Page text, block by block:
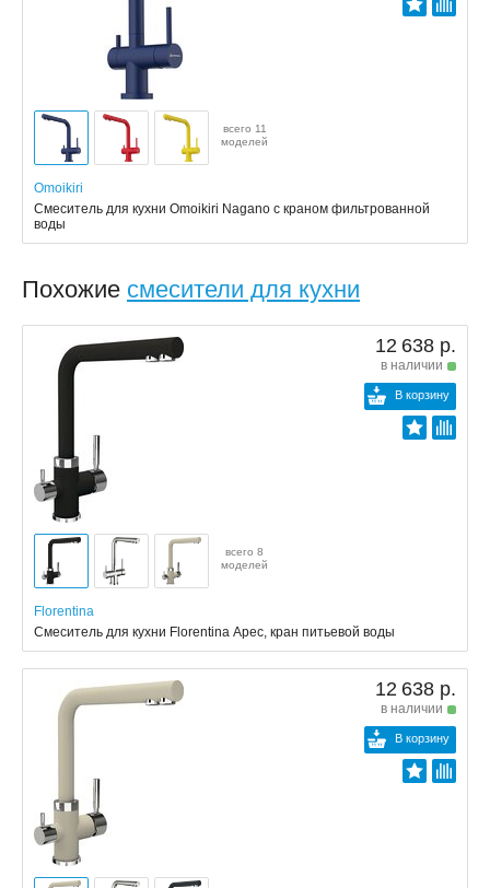
всего 11
моделей
Omoikiri
Смеситель для кухни Omoikiri Nagano с краном фильтрованной
воды
Похожие смесители для кухни
12 638 р.
в наличии
В корзину
всего 8
моделей
Florentina
Смеситель для кухни Florentina Арес, кран питьевой воды
12 638 р.
в наличии
В корзину